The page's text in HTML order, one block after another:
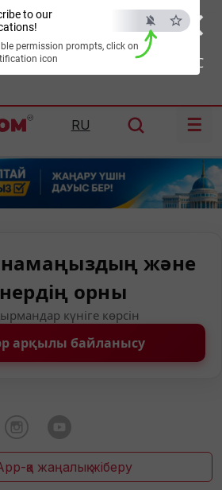
×
ESC
to our
permission prompts, click on
icon
Алматы: Шымкент:38°C
RU ☰
және
орны
күніге көрсін
арқылы байланысу
қа жаңалық жіберу